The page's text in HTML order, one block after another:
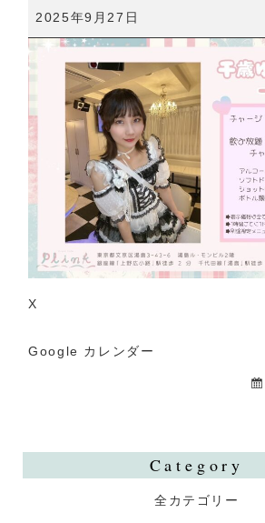
ゆ
う
店
長
2025年9月27日
X
Google カレンダー
Category
全カテゴリー